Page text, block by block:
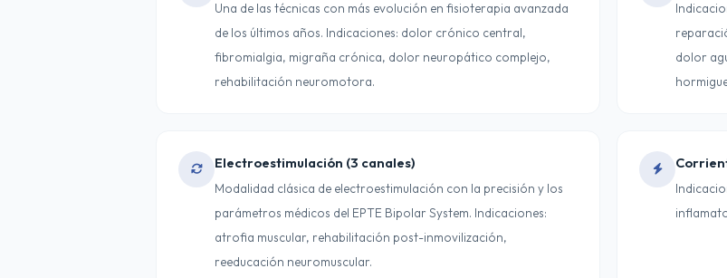
Una de las técnicas con más evolución en fisioterapia avanzada
de los últimos años. Indicaciones: dolor crónico central,
fibromialgia, migraña crónica, dolor neuropático complejo,
rehabilitación neuromotora.
dolor
Electroestimulación (3 canales)
Modalidad clásica de electroestimulación con la precisión y los
parámetros médicos del EPTE Bipolar System. Indicaciones:
atrofia muscular, rehabilitación post-inmovilización,
reeducación neuromuscular.